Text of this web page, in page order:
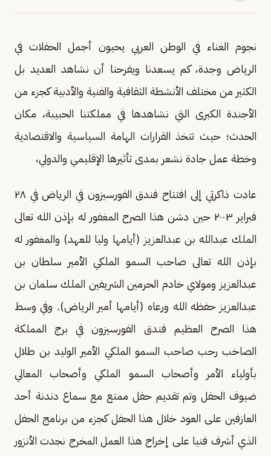
نجوم الغناء في الوطن العربي يحيون أجمل الحفلات في
الرياض وجدة، كم يسعدنا ويفرحنا أن نشاهد العديد بل
الكثير من مختلف الأنشطة الثقافية والفنية والأدبية كجزء من
الأجندة الكبرى التي نشاهدها في مملكتنا الحبيبة، مكان
الحدث؛ حيث تتخذ القرارات الهامة السياسية والاقتصادية
وخطة عمل جادة نشعر بمدى تأثيرها الإقليمي والدولي،
عادت ذاكرتي إلى افتتاح فندق الفورسيزون في الرياض في ٢٨
فبراير ٢٠٠٣ حين دشن هذا الصرح المغفور له بإذن الله تعالى
الملك عبدالله بن عبدالعزيز (أيامها وليا للعهد) والمغفور له
بإذن الله تعالى صاحب السمو الملكي الأمير سلطان بن
عبدالعزيز ومولاي خادم الحرمين الشريفين الملك سلمان بن
عبدالعزيز حفظه الله ورعاه (أيامها أمير الرياض). وفي وسط
هذا الصرح العظيم فندق الفورسيزون في برج المملكة
الصاخب رحب صاحب السمو الملكي الأمير الوليد بن طلال
بأولياء الأمر وأصحاب السمو الملكي وأصحاب المعالي
ضيوف الحفل وتم تقديم حفل ممتع مع سماع دندنة أحد
العازفين على العود خلال هذا الحفل كجزء من برنامج الحفل
الذي أشرف فنيا على إخراج هذا العمل المخرج نجدت الأنزور